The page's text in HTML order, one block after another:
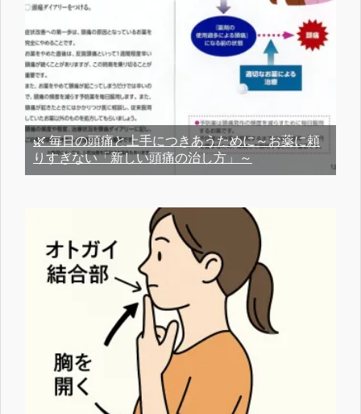
🌿 毎日の頭痛と上手につきあうために～お薬に頼
りすぎない「新しい頭痛の治し方」～